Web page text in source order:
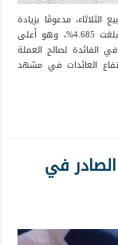
مدعومًا بزيادة
عائدات سندات الخزانة الأمريكية لأجل عشر سنوات التي بلغت 4.685%، وهو أعلى
لصالح العملة
العائدات في مشهد
الصادر في